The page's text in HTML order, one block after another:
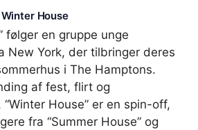
House
følger en gruppe unge
New York, der tilbringer deres
i The Hamptons.
af fest, flirt og
House” er en spin-off,
fra “Summer House” og